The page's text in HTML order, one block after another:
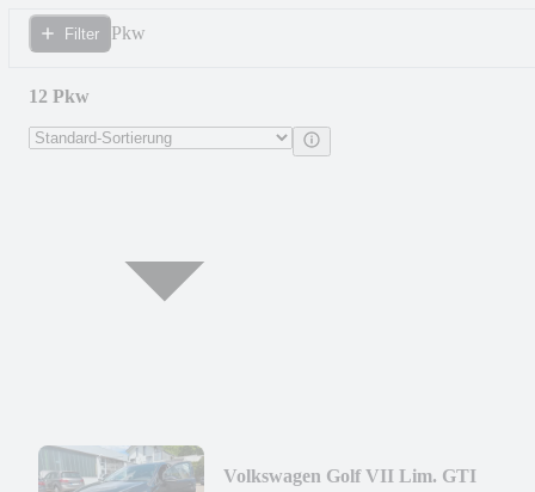
Filter Pkw
12 Pkw
Volkswagen Golf VII Lim. GTI